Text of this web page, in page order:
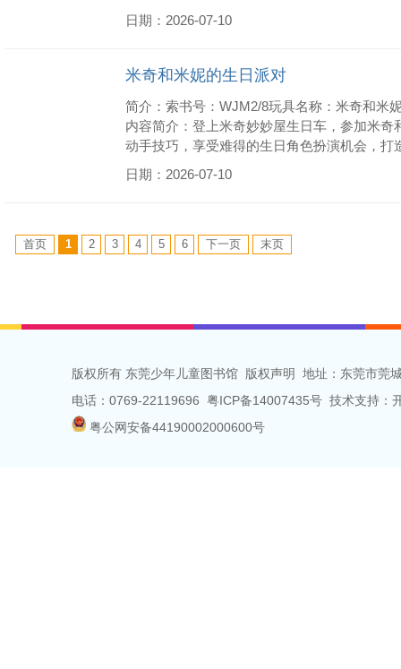
日期：2026-07-10
米奇和米妮的生日派对
简介：索书号：WJM2/8玩具名称：米奇和米
内容简介：登上米奇妙妙屋生日车，参加米
动手技巧，享受难得的生日角色扮演机会，
日期：2026-07-10
首页 1 2 3 4 5 6 下一页 末页
版权所有 东莞少年儿童图书馆 版权声明
地址：东莞市莞
电话：0769-22119696 粤ICP备14007435号 技术支持
粤公网安备44190002000600号